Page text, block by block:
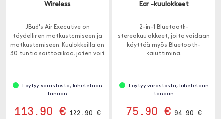
Wireless
JBud's Air Executive on
täydellinen matkustamiseen ja
matkustamiseen. Kuulokkeilla on
30 tuntia soittoaikaa, joten voit
Löytyy varastosta, lähetetään
tänään
113.90 € 122.90 €
Ear -kuulokkeet
2-in-1 Bluetooth-
stereokuulokkeet, joita voidaan
käyttää myös Bluetooth-
kaiuttimina.
Löytyy varastosta, lähetetään
tänään
75.90 € 94.90 €